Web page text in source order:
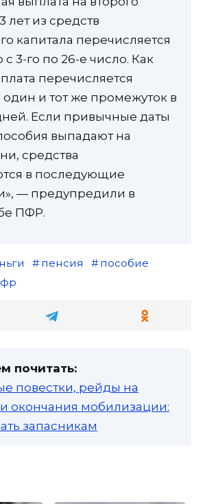
лет из средств
капитала перечисляется
3-го по 26-е число. Как
перечисляется
и тот же промежуток в
Если привычные даты
выпадают на
средства
в последующие
— предупредили в
ПФР.
пенсия
пособие
почитать:
повестки, рейды на
окончания мобилизации:
запасникам